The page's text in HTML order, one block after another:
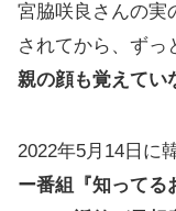
宮脇咲良さんの実
されてから、ずっ
親の顔も覚えてい
2022年5月14日に
ー番組『知ってる